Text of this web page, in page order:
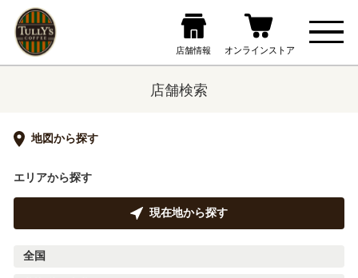
店舗検索
地図から探す
エリアから探す
現在地から探す
全国